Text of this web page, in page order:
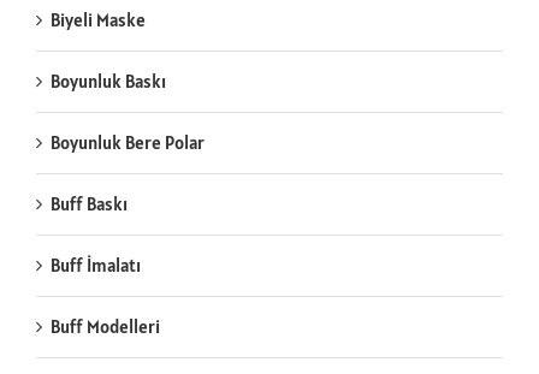
Biyeli Maske
Boyunluk Baskı
Boyunluk Bere Polar
Buff Baskı
Buff İmalatı
Buff Modelleri